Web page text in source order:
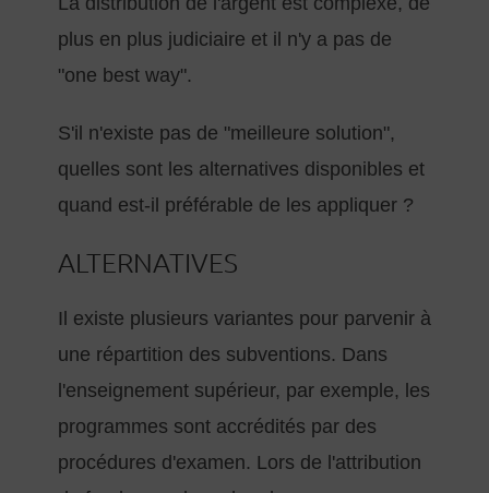
plus en plus judiciaire et il n'y a pas de
"one best way".
S'il n'existe pas de "meilleure solution",
quelles sont les alternatives disponibles et
quand est-il préférable de les appliquer ?
ALTERNATIVES
Il existe plusieurs variantes pour parvenir à
une répartition des subventions. Dans
l'enseignement supérieur, par exemple, les
programmes sont accrédités par des
procédures d'examen. Lors de l'attribution